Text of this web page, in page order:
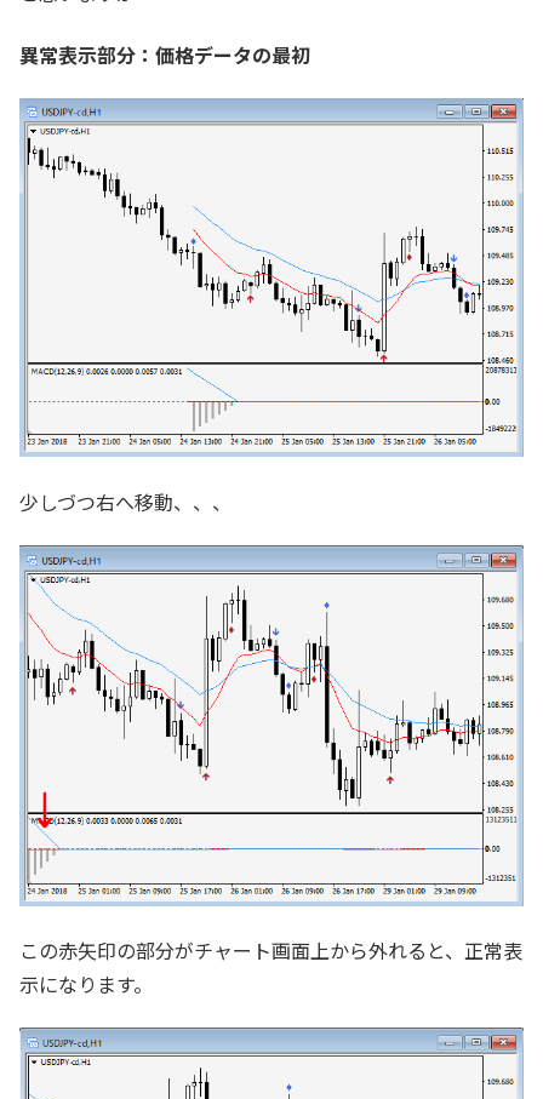
異常表示部分：価格データの最初
少しづつ右へ移動、、、
この赤矢印の部分がチャート画面上から外れると、正常表
示になります。